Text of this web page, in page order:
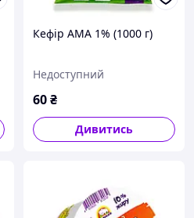
Кефір АМА 1% (1000 г)
Недоступний
60₴
Дивитись